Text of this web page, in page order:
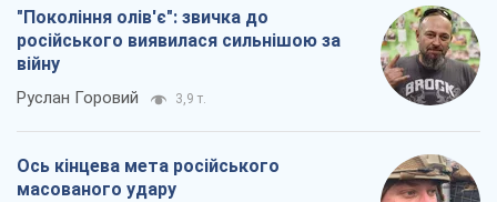
"Покоління олів'є": звичка до
російського виявилася сильнішою за
війну
Руслан Горовий 3,9 т.
Ось кінцева мета російського
масованого удару